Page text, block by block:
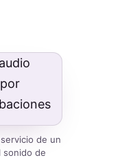
de un
sonido de